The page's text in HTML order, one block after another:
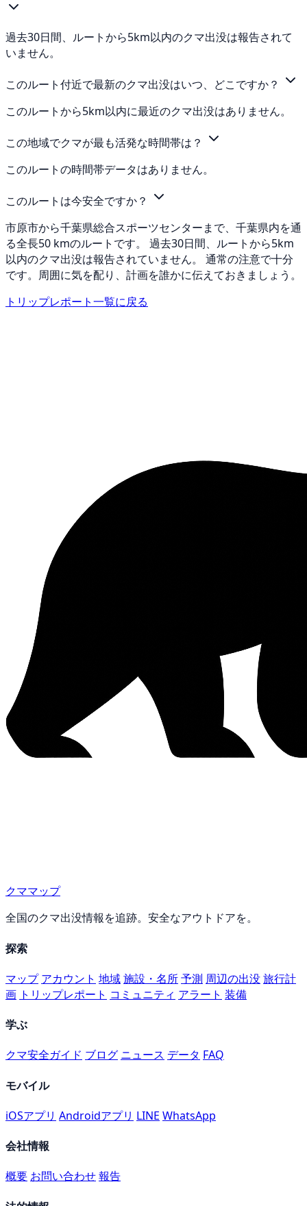
過去30日間、ルートから5km以内のクマ出没は報告されて
いません。
このルート付近で最新のクマ出没はいつ、どこですか？
このルートから5km以内に最近のクマ出没はありません。
この地域でクマが最も活発な時間帯は？
このルートの時間帯データはありません。
このルートは今安全ですか？
市原市から千葉県総合スポーツセンターまで、千葉県内を通
る全長50 kmのルートです。 過去30日間、ルートから5km
以内のクマ出没は報告されていません。 通常の注意で十分
です。周囲に気を配り、計画を誰かに伝えておきましょう。
トリップレポート一覧に戻る
クママップ
全国のクマ出没情報を追跡。安全なアウトドアを。
探索
マップ アカウント 地域施設・名所予測 周辺の出没旅行計
画 トリップレポート コミュニティ アラート 装備
学ぶ
クマ安全ガイド ブログ ニュース データ FAQ
モバイル
iOSアプリ Androidアプリ LINE WhatsApp
会社情報
概要 お問い合わせ報告